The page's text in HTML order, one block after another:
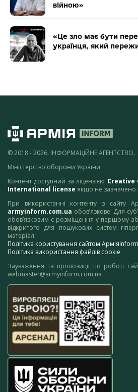
війною»
«Це зло має бути
українця, який
© 2018 - 2026, ІНФОРМАЦІЙНЕ АГЕНТСТВО,
Міністерство оборони України
Контент доступний за ліцензією Creative
International license якщо не зазначено
При використанні контенту з сайту
armyinform.com.ua обов’язкове. Для
обов’язковим є розміщення у першому
відкритого для пошукових систем
матеріал.
Політика користування сайтом АрміяInform
Політика використання файлів cookie
Зауваження та пропозиції по роботі
webmaster@armyinform.com.ua